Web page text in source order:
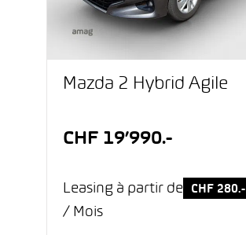
Mazda 2 Hybrid Agile
CHF 19’990.-
Leasing à partir de CHF 280.-
/ Mois